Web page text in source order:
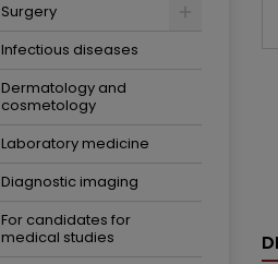
Surgery
Infectious diseases
Dermatology and
cosmetology
Laboratory medicine
Diagnostic imaging
For candidates for
medical studies